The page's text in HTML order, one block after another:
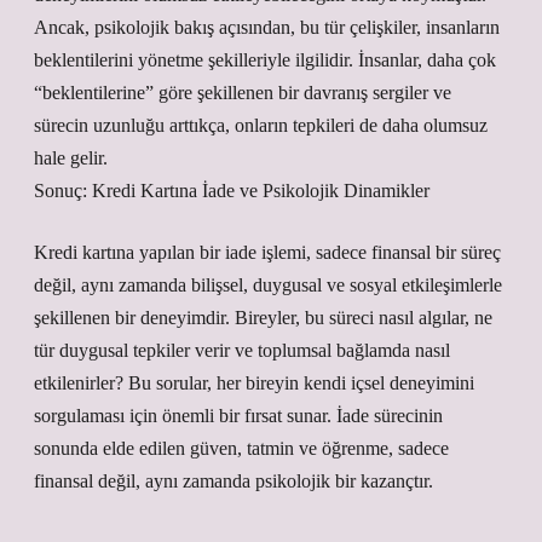
Ancak, psikolojik bakış açısından, bu tür çelişkiler, insanların
beklentilerini yönetme şekilleriyle ilgilidir. İnsanlar, daha çok
“beklentilerine” göre şekillenen bir davranış sergiler ve
sürecin uzunluğu arttıkça, onların tepkileri de daha olumsuz
hale gelir.
Sonuç: Kredi Kartına İade ve Psikolojik Dinamikler
Kredi kartına yapılan bir iade işlemi, sadece finansal bir süreç
değil, aynı zamanda bilişsel, duygusal ve sosyal etkileşimlerle
şekillenen bir deneyimdir. Bireyler, bu süreci nasıl algılar, ne
tür duygusal tepkiler verir ve toplumsal bağlamda nasıl
etkilenirler? Bu sorular, her bireyin kendi içsel deneyimini
sorgulaması için önemli bir fırsat sunar. İade sürecinin
sonunda elde edilen güven, tatmin ve öğrenme, sadece
finansal değil, aynı zamanda psikolojik bir kazançtır.